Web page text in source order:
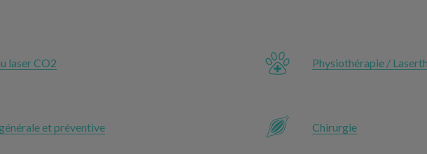
laser CO2 Physiothérapie /
et préventive Chirurgie